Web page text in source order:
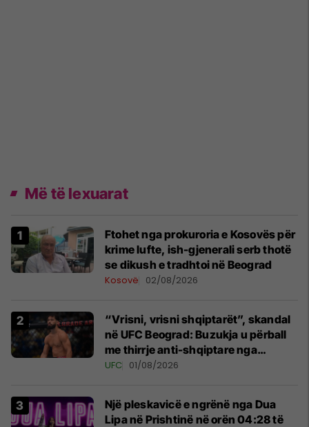
Më të lexuarat
Ftohet nga prokuroria e Kosovës për
krime lufte, ish-gjenerali serb thotë
se dikush e tradhtoi në Beograd
Kosovë 02/08/2026
“Vrisni, vrisni shqiptarët”, skandal
në UFC Beograd: Buzukja u përball
me thirrje anti-shqiptare nga
tribunat
UFC 01/08/2026
Një pleskavicë e ngrënë nga Dua
Lipa në Prishtinë në orën 04:28 të